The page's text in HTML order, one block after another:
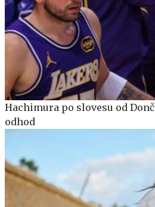
Hachimura po slovesu od
odhod